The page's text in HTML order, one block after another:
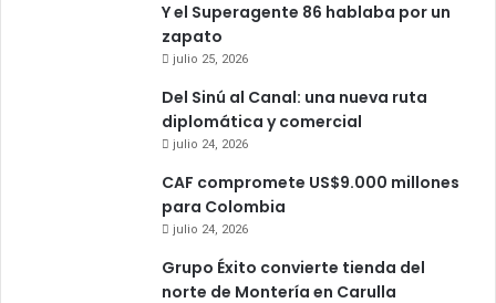
Y el Superagente 86 hablaba por un
zapato
julio 25, 2026
Del Sinú al Canal: una nueva ruta
diplomática y comercial
julio 24, 2026
CAF compromete US$9.000 millones
para Colombia
julio 24, 2026
Grupo Éxito convierte tienda del
norte de Montería en Carulla